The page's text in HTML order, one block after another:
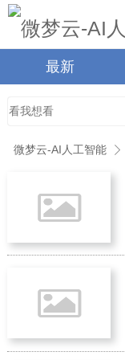
最新
微梦云-AI人工智能